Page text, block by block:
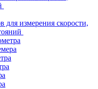
для измерения скорости,